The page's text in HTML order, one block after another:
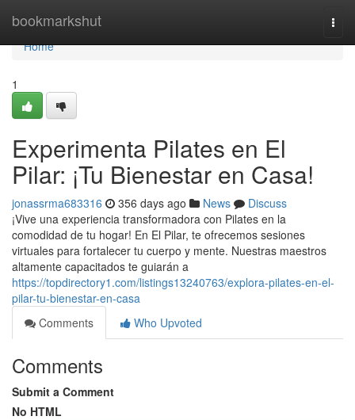
bookmarkshut
Home
Home
1
Experimenta Pilates en El
Pilar: ¡Tu Bienestar en Casa!
jonassrma683316 356 days ago News
Discuss
¡Vive una experiencia transformadora con Pilates en la
comodidad de tu hogar! En El Pilar, te ofrecemos sesiones
virtuales para fortalecer tu cuerpo y mente. Nuestras maestros
altamente capacitados te guiarán a
https://topdirectory1.com/listings13240763/explora-pilates-en-el-
pilar-tu-bienestar-en-casa
Comments
Who Upvoted
Comments
Submit a Comment
No HTML